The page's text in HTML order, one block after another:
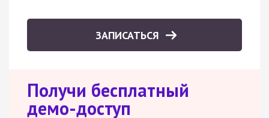
ЗАПИСАТЬСЯ
Получи бесплатный
демо-доступ